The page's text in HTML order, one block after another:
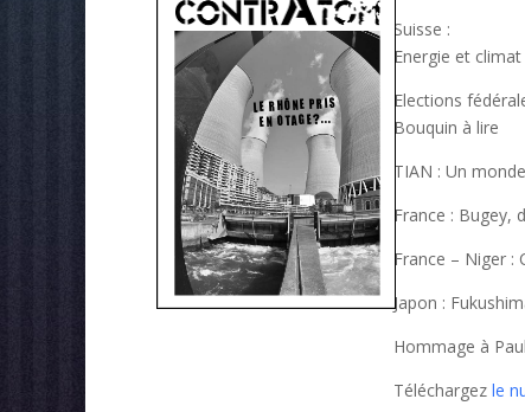
Suisse :
Energie et climat
Elections
Bouquin à lire
TIAN : Un
France : Bugey,
France – Niger :
Japon :
Hommage à
Téléchargez le